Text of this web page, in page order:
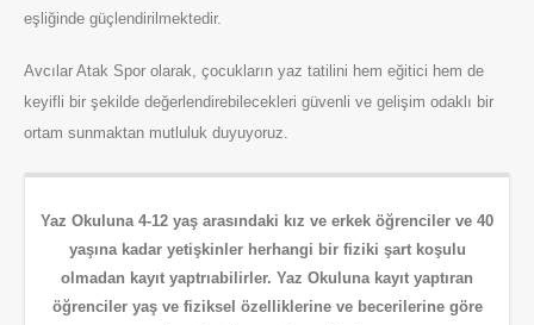
eşliğinde güçlendirilmektedir.
Avcılar Atak Spor olarak, çocukların yaz tatilini hem eğitici hem de
keyifli bir şekilde değerlendirebilecekleri güvenli ve gelişim odaklı bir
ortam sunmaktan mutluluk duyuyoruz.
Yaz Okuluna 4-12 yaş arasındaki kız ve erkek öğrenciler ve 40
yaşına kadar yetişkinler herhangi bir fiziki şart koşulu
olmadan kayıt yaptrıabilirler. Yaz Okuluna kayıt yaptıran
öğrenciler yaş ve fiziksel özelliklerine ve becerilerine göre